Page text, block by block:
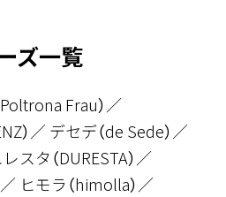
ズ一覧
Frau）
）
デセデ（de Sede）
スタ（DURESTA）
ヒモラ（himolla）